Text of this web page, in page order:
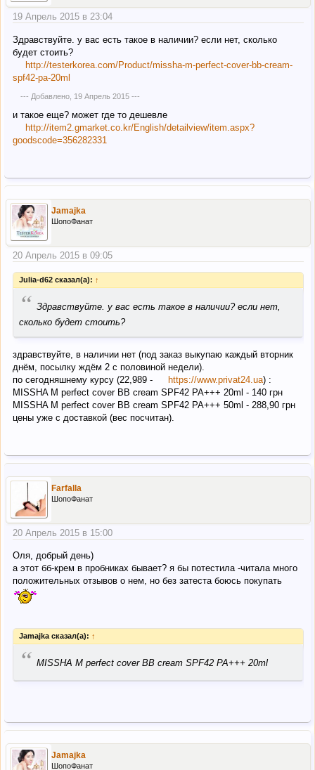
19 Апрель 2015 в 23:04
Здравствуйте. у вас есть такое в наличии? если нет, сколько
будет стоить?
http://testerkorea.com/Product/missha-m-perfect-cover-bb-cream-
spf42-pa-20ml
--- Добавлено, 19 Апрель 2015---
и такое еще? может где то дешевле
http://item2.gmarket.co.kr/English/detailview/item.aspx?
goodscode=356282331
Jamajka
ШопоФанат
20 Апрель 2015 в 09:05
Julia-d62 сказал(а): ↑
“ Здравствуйте. у вас есть такое в наличии? если нет,
сколько будет стоить?
здравствуйте, в наличии нет (под заказ выкупаю каждый вторник
днём, посылку ждём 2 с половиной недели).
по сегодняшнему курсу (22,989 -
https://www.privat24.ua) :
MISSHA M perfect cover BB cream SPF42 PA+++ 20ml - 140 грн
MISSHA M perfect cover BB cream SPF42 PA+++ 50ml - 288,90 грн
цены уже с доставкой (вес посчитан).
Farfalla
ШопоФанат
20 Апрель 2015 в 15:00
Оля, добрый день)
а этот бб-крем в пробниках бывает? я бы потестила -читала много
положительных отзывов о нем, но без затеста боюсь покупать
Jamajka сказал(а): ↑
“ MISSHA M perfect cover BB cream SPF42 PA+++ 20ml
Jamajka
ШопоФанат